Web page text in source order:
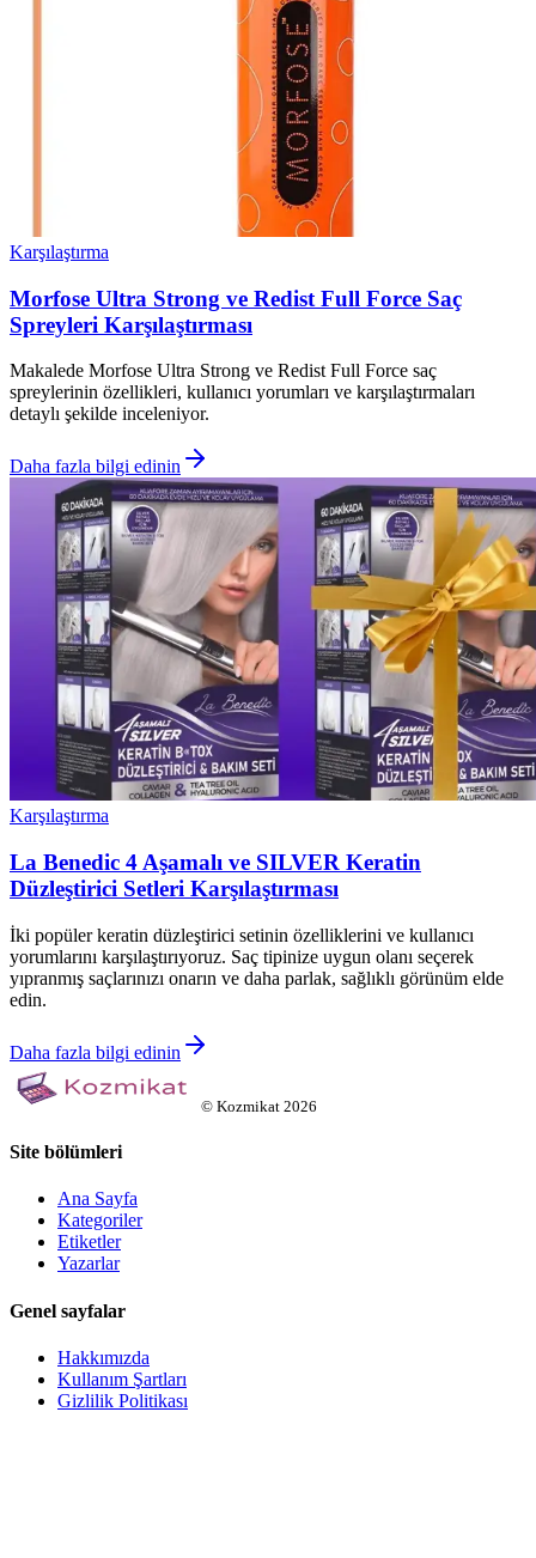
Karşılaştırma
Morfose Ultra Strong ve Redist Full Force Saç
Spreyleri Karşılaştırması
Makalede Morfose Ultra Strong ve Redist Full Force saç
spreylerinin özellikleri, kullanıcı yorumları ve karşılaştırmaları
detaylı şekilde inceleniyor.
Daha fazla bilgi edinin
Karşılaştırma
La Benedic 4 Aşamalı ve SILVER Keratin
Düzleştirici Setleri Karşılaştırması
İki popüler keratin düzleştirici setinin özelliklerini ve kullanıcı
yorumlarını karşılaştırıyoruz. Saç tipinize uygun olanı seçerek
yıpranmış saçlarınızı onarın ve daha parlak, sağlıklı görünüm elde
edin.
Daha fazla bilgi edinin
© Kozmikat 2026
Site bölümleri
Ana Sayfa
Kategoriler
Etiketler
Yazarlar
Genel sayfalar
Hakkımızda
Kullanım Şartları
Gizlilik Politikası